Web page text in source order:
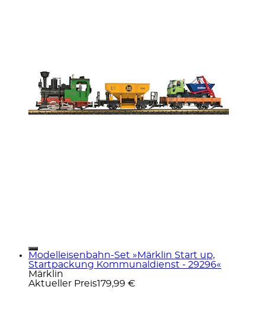
Modelleisenbahn-Set »Märklin Start up,
Startpackung Kommunaldienst - 29296«
Märklin
Aktueller Preis179,99 €